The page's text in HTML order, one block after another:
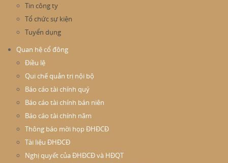
Tin công ty
Tổ chức sự kiện
Tuyển dụng
Quan hệ cổ đông
Điều lệ
Qui chế quản trị nội bộ
Báo cáo tài chính quý
Báo cáo tài chính bán niên
Báo cáo tài chính năm
Thông báo mời họp ĐHĐCĐ
Tài liệu ĐHĐCĐ
Nghị quyết của ĐHĐCĐ và HĐQT